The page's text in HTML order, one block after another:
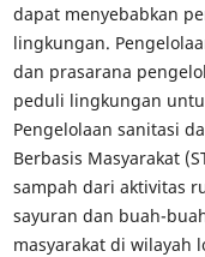
dapat menyebabkan
lingkungan.
dan prasarana
peduli lingkungan
Pengelolaan sanitasi
Berbasis Masyarakat
sampah dari aktivitas
sayuran dan buah-
masyarakat di wilayah